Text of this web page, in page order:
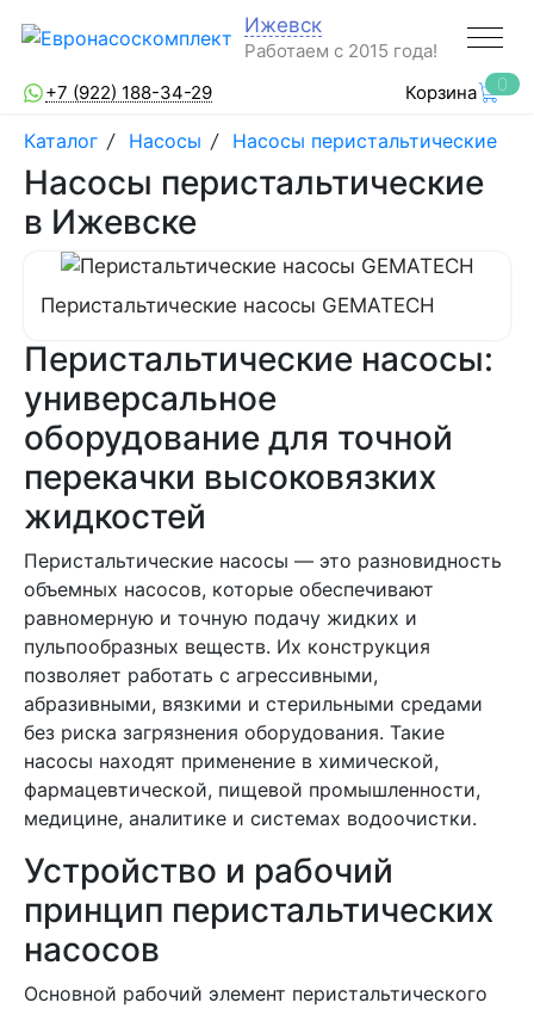
Ижевск
Работаем с 2015 года!
+7 (922) 188-34-29
Корзина 0
Каталог / Насосы / Насосы перистальтические
Насосы перистальтические
в Ижевске
Перистальтические насосы GEMATECH
Перистальтические насосы:
универсальное
оборудование для точной
перекачки высоковязких
жидкостей
Перистальтические насосы — это разновидность
объемных насосов, которые обеспечивают
равномерную и точную подачу жидких и
пульпообразных веществ. Их конструкция
позволяет работать с агрессивными,
абразивными, вязкими и стерильными средами
без риска загрязнения оборудования. Такие
насосы находят применение в химической,
фармацевтической, пищевой промышленности,
медицине, аналитике и системах водоочистки.
Устройство и рабочий
принцип перистальтических
насосов
Основной рабочий элемент перистальтического